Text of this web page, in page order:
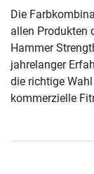
Die
allen Produkten
Hammer
jahrelanger
die richtige
kommerzielle